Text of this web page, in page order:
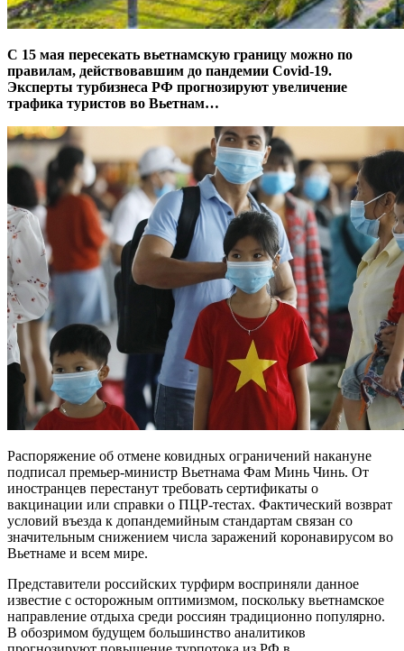
С 15 мая пересекать вьетнамскую границу можно по
правилам, действовавшим до пандемии Covid-19.
Эксперты турбизнеса РФ прогнозируют увеличение
трафика туристов во Вьетнам…
Распоряжение об отмене ковидных ограничений накануне
подписал премьер-министр Вьетнама Фам Минь Чинь. От
иностранцев перестанут требовать сертификаты о
вакцинации или справки о ПЦР-тестах. Фактический возврат
условий въезда к допандемийным стандартам связан со
значительным снижением числа заражений коронавирусом во
Вьетнаме и всем мире.
Представители российских турфирм восприняли данное
известие с осторожным оптимизмом, поскольку вьетнамское
направление отдыха среди россиян традиционно популярно.
В обозримом будущем большинство аналитиков